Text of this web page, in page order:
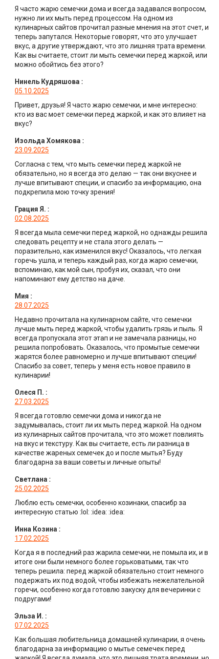
Я часто жарю семечки дома и всегда задавался вопросом,
нужно ли их мыть перед процессом. На одном из
кулинарных сайтов прочитал разные мнения на этот счет, и
теперь запутался. Некоторые говорят, что это улучшает
вкус, а другие утверждают, что это лишняя трата времени.
Как вы считаете, стоит ли мыть семечки перед жаркой, или
можно обойтись без этого?
Нинель Кудряшова :
05.10.2025
Привет, друзья! Я часто жарю семечки, и мне интересно:
кто из вас моет семечки перед жаркой, и как это влияет на
вкус?
Изольда Хомякова :
23.09.2025
Согласна с тем, что мыть семечки перед жаркой не
обязательно, но я всегда это делаю — так они вкуснее и
лучше впитывают специи, и спасибо за информацию, она
подкрепила мою точку зрения!
Грация Я. :
02.08.2025
Я всегда мыла семечки перед жаркой, но однажды решила
следовать рецепту и не стала этого делать —
поразительно, как изменился вкус! Оказалось, что легкая
горечь ушла, и теперь каждый раз, когда жарю семечки,
вспоминаю, как мой сын, пробуя их, сказал, что они
напоминают ему детство на даче.
Мия :
28.07.2025
Недавно прочитала на кулинарном сайте, что семечки
лучше мыть перед жаркой, чтобы удалить грязь и пыль. Я
всегда пропускала этот этап и не замечала разницы, но
решила попробовать. Оказалось, что промытые семечки
жарятся более равномерно и лучше впитывают специи!
Спасибо за совет, теперь у меня есть новое правило в
кулинарии!
Олеся П. :
27.03.2025
Я всегда готовлю семечки дома и никогда не
задумывалась, стоит ли их мыть перед жаркой. На одном
из кулинарных сайтов прочитала, что это может повлиять
на вкус и текстуру. Как вы считаете, есть ли разница в
качестве жареных семечек до и после мытья? Буду
благодарна за ваши советы и личные опыты!
Светлана :
25.02.2025
Люблю есть семечки, особенно козинаки, спасибр за
интересную статью :lol: :idea: :idea:
Инна Козина :
17.02.2025
Когда я в последний раз жарила семечки, не помыла их, и в
итоге они были немного более горьковатыми, так что
теперь решила: перед жаркой обязательно стоит немного
подержать их под водой, чтобы избежать нежелательной
горечи, особенно когда готовлю закуску для вечеринки с
подругами!
Эльза И. :
07.02.2025
Как большая любительница домашней кулинарии, я очень
благодарна за информацию о мытье семечек перед